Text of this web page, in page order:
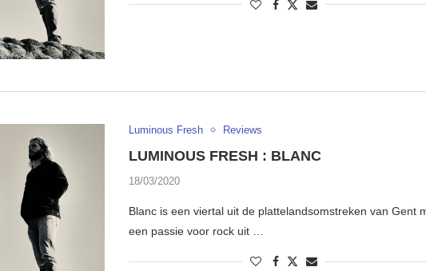
Luminous Fresh Reviews
LUMINOUS FRESH : BLANC
18/03/2020
Blanc is een viertal uit de plattelandsomstreken van Gent
een passie voor rock uit …